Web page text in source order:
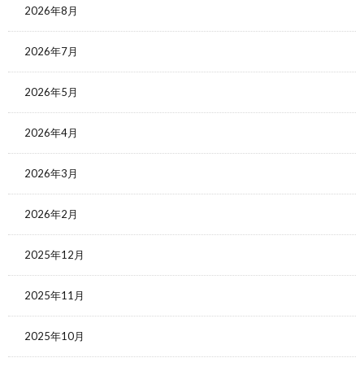
2026年8月
2026年7月
2026年5月
2026年4月
2026年3月
2026年2月
2025年12月
2025年11月
2025年10月